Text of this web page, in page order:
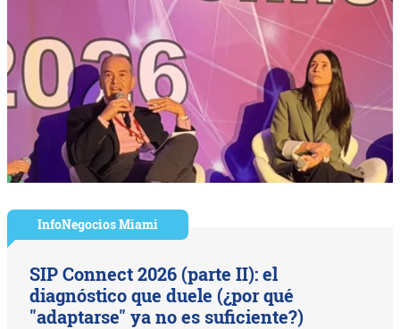
InfoNegocios Miami
SIP Connect 2026 (parte II): el
diagnóstico que duele (¿por qué
"adaptarse" ya no es suficiente?)